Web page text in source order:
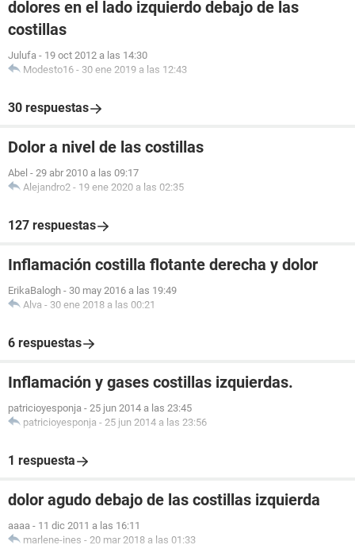
dolores en el lado izquierdo debajo de las
costillas
Julufa - 19 oct 2012 a las 14:30
Modesto16 - 30 ene 2019 a las 12:43
30 respuestas
Dolor a nivel de las costillas
Abel - 29 abr 2010 a las 09:17
Alejandro2 - 19 ene 2020 a las 02:35
127 respuestas
Inflamación costilla flotante derecha y dolor
ErikaBalogh - 30 may 2016 a las 19:49
Alva - 30 ene 2018 a las 00:21
6 respuestas
Inflamación y gases costillas izquierdas.
patricioyesponja - 25 jun 2014 a las 23:45
patricioyesponja - 25 jun 2014 a las 23:56
1 respuesta
dolor agudo debajo de las costillas izquierda
aaaa - 11 dic 2011 a las 16:11
marlene-ines - 20 mar 2018 a las 01:33